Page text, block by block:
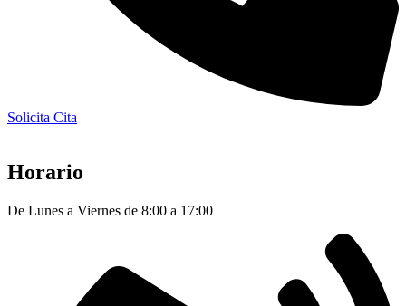
Solicita Cita
Horario
De Lunes a Viernes de 8:00 a 17:00